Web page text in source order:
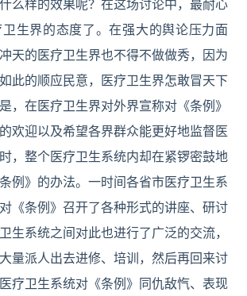
么样的效果呢？在这场讨论中，最耐心
生界的态度了。在强大的舆论压力面
天的医疗卫生界也不得不做做秀，因为
此的顺应民意，医疗卫生界怎敢冒天下
，在医疗卫生界对外界宣称对《条例》
欢迎以及希望各界群众能更好地监督医
，整个医疗卫生系统内却在紧锣密鼓地
例》的办法。一时间各省市医疗卫生系
《条例》召开了各种形式的讲座、研讨
生系统之间对此也进行了广泛的交流，
量派人出去进修、培训，然后再回来讨
疗卫生系统对《条例》同仇敌忾、表现